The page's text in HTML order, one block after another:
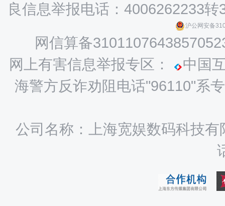
良信息举报电话：4006262233转
沪公网安备
网信算备
网上有害信息举报专区：
中国
海警方反诈劝阻电话"96110"系
公司名称：上海宽娱数码科技有